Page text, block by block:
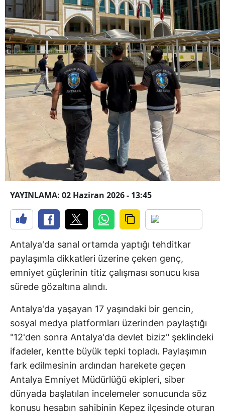
YAYINLAMA: 02 Haziran 2026 - 13:45
Antalya'da sanal ortamda yaptığı tehditkar
paylaşımla dikkatleri üzerine çeken genç,
emniyet güçlerinin titiz çalışması sonucu kısa
sürede gözaltına alındı.
Antalya'da yaşayan 17 yaşındaki bir gencin,
sosyal medya platformları üzerinden paylaştığı
"12'den sonra Antalya'da devlet biziz" şeklindeki
ifadeler, kentte büyük tepki topladı. Paylaşımın
fark edilmesinin ardından harekete geçen
Antalya Emniyet Müdürlüğü ekipleri, siber
dünyada başlatılan incelemeler sonucunda söz
konusu hesabın sahibinin Kepez ilçesinde oturan